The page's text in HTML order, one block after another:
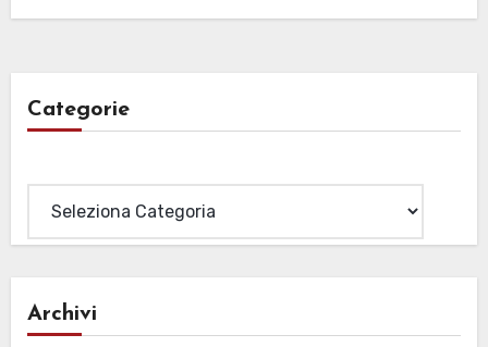
Categorie
Archivi